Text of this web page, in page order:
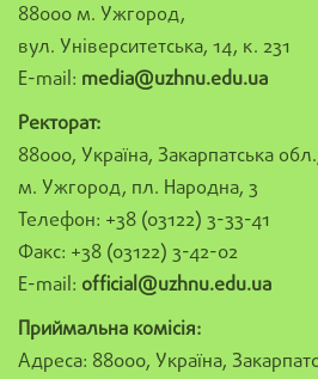
88000 м. Ужгород,
вул. Університетська, 14, к. 231
E-mail: media@uzhnu.edu.ua
Ректорат:
88000, Україна, Закарпатська
м. Ужгород, пл. Народна, 3
Телефон: +38 (03122) 3-33-41
Факс: +38 (03122) 3-42-02
E-mail: official@uzhnu.edu.ua
Приймальна комісія:
Адреса: 88000, Україна,